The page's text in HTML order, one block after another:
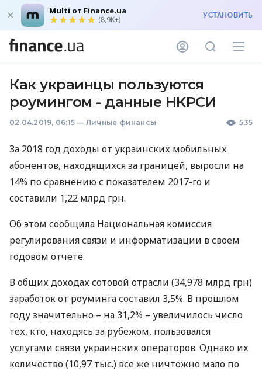
Multi от Finance.ua
(8,9K+) УСТАНОВИТЬ
Как украинцы пользуются
роумингом - данные НКРСИ
02.04.2019, 06:15 — Личные финансы 535
За 2018 год доходы от украинских мобильных
абонентов, находящихся за границей, выросли на
14% по сравнению с показателем 2017-го и
составили 1,22 млрд грн.
Об этом сообщила Национальная комиссия
регулирования связи и информатизации в своем
годовом отчете.
В общих доходах сотовой отрасли (34,978 млрд грн)
заработок от роуминга составил 3,5%. В прошлом
году значительно – на 31,2% – увеличилось число
тех, кто, находясь за рубежом, пользовался
услугами связи украинских операторов. Однако их
количество (10,97 тыс.) все же ничтожно мало по